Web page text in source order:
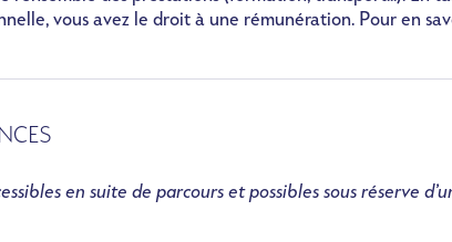
vous avez le droit à une rémunération. Pour en
en suite de parcours et possibles sous réserve